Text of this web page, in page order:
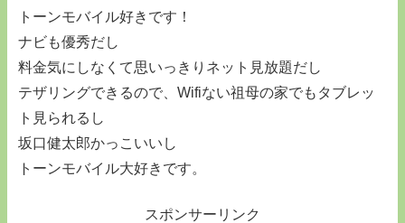
トーンモバイル好きです！
ナビも優秀だし
料金気にしなくて思いっきりネット見放題だし
テザリングできるので、Wifiない祖母の家でもタブレッ
ト見られるし
坂口健太郎かっこいいし
トーンモバイル大好きです。
スポンサーリンク